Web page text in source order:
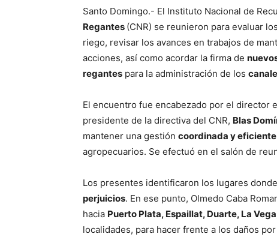
Santo Domingo.- El Instituto Nacional de
Regantes (CNR) se reunieron para evaluar los
riego, revisar los avances en trabajos de
acciones, así como acordar la firma de
regantes para la administración de los
El encuentro fue encabezado por el director
presidente de la directiva del CNR, Blas
mantener una gestión coordinada y eficiente
agropecuarios. Se efectuó en el salón de
Los presentes identificaron los lugares
perjuicios. En ese punto, Olmedo Caba
hacia Puerto Plata, Espaillat, Duarte, La
localidades, para hacer frente a los daños